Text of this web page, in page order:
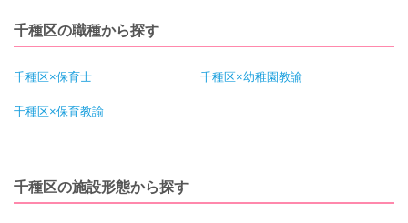
千種区の職種から探す
千種区×保育士 千種区×幼稚園教諭
千種区×保育教諭
千種区の施設形態から探す